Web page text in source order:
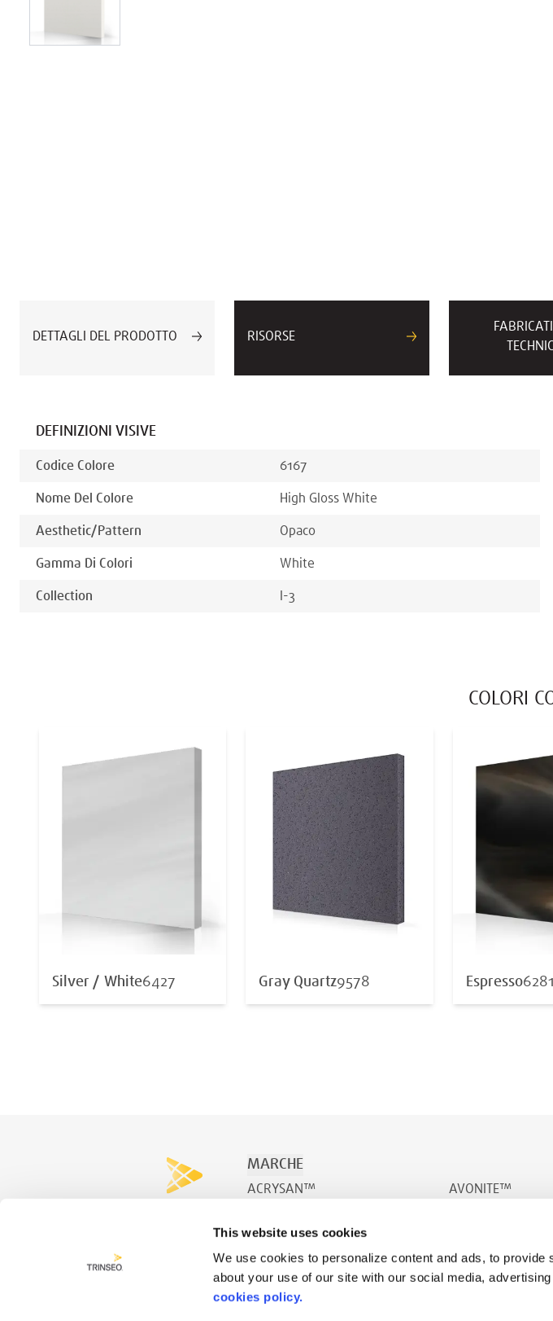
This website uses cookies
We use cookies to personalize content and ads, to
about your use of our site with our social media,
cookies policy.
DETTAGLI DEL PRODOTTO RISORSE
DEFINIZIONI VISIVE
Codice Colore 6167
Nome Del Colore High Gloss White
Aesthetic/pattern Opaco
Gamma Di Colori White
Collection I-3
COLORI
Silver / White6427 Gray Quartz9578 Espresso6281
MARCHE
ACRYSAN™
ACRYSWIM™
AVONITE™